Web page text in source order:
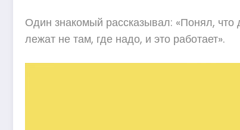
Один знакомый рассказывал: «Понял,
лежат не там, где надо, и это работает».